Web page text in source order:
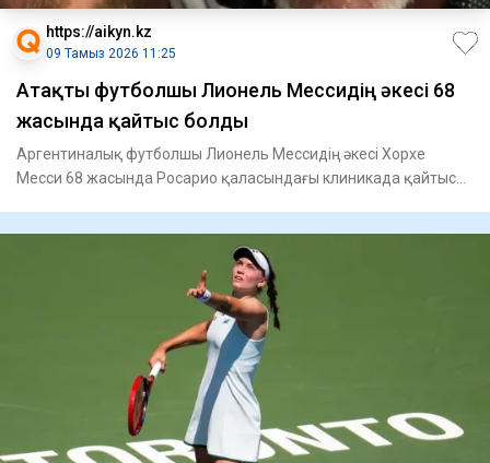
https://aikyn.kz
09 Тамыз 2026 11:25
Атақты футболшы Лионель Мессидің әкесі 68
жасында қайтыс болды
Аргентиналық футболшы Лионель Мессидің әкесі Хорхе
Месси 68 жасында Росарио қаласындағы клиникада қайтыс